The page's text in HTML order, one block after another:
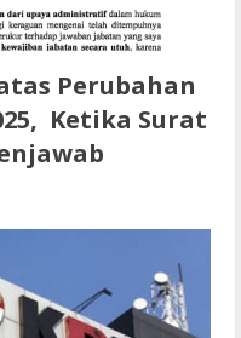
Perubahan
Ketika Surat